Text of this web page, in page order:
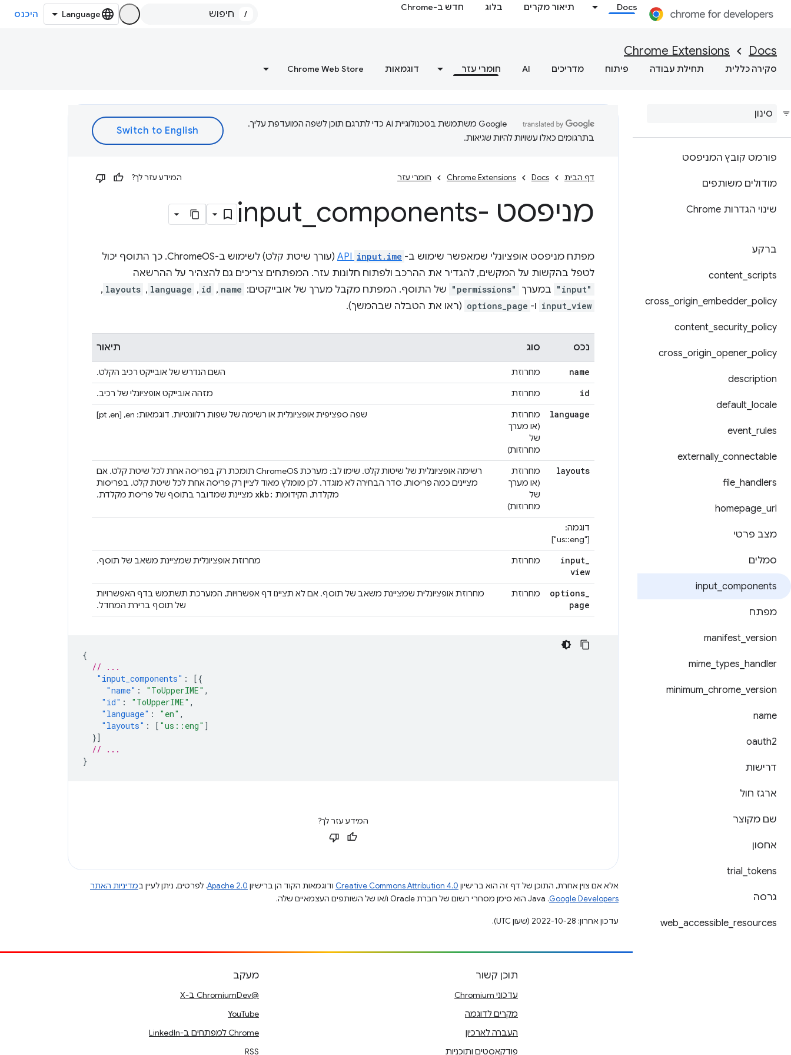
Docs תיאור מקרים בלוג חדש ב-Chrome
/ היכנס
Docs
Chrome Extensions
סקירה כללית תחילת עבודה פיתוח מדריכים AI חומרי עזר דוגמאות Chrome Web Store
פורמט קובץ המניפסט
מודולים משותפים
שינוי הגדרות Chrome
ברקע
content scripts
cross origin embedder_ policy
content security_ policy
cross origin opener_ policy
description
default locale
event rules
externally_ connectable
file handlers
homepage url
מצב פרטי
סמלים
input components
מפתח
manifest version
mime types handler
minimum chrome version
name
oauth2
דרישות
ארגז חול
שם מקוצר
אחסון
trial tokens
גרסה
web accessible resources
‫Google משתמשת בטכנולוגיית AI כדי לתרגם תוכן לשפה המועדפת עליך.
בתרגומים כאלו עשויות להיות שגיאות.
דף הבית Docs
Chrome Extensions חומרי עזר המידע עזר לך?
מניפסט -inputcomponents
מפתח מניפסט אופציונלי שמאפשר שימוש ב- input.ime
(עורך שיטת קלט) לשימוש ב-ChromeOS. כך התוסף יכול
לטפל בהקשות על המקשים, להגדיר את ההרכב ולפתוח חלונות עזר. המפתחים צריכים גם להצהיר על ההרשאה
"input" במערך "permissions" של התוסף. המפתח מקבל מערך של אובייקטים: name
,‏
id
,‏
language
,‏
layouts
,‏
input_view ו- options_page (ראו את הטבלה שבהמשך).
נכס סוג תיאור
name מחרוזת השם הנדרש של אובייקט רכיב הקלט.
id מחרוזת מזהה אובייקט אופציונלי של רכיב.
language
מחרוזת
(או מערך
של
מחרוזות)
שפה ספציפית אופציונלית או רשימה של שפות רלוונטיות. דוגמאות: en,‏ [en,‏ pt]
layouts
מחרוזת
(או מערך
של
מחרוזות)
רשימה אופציונלית של שיטות קלט. שימו לב: מערכת ChromeOS תומכת רק בפריסה אחת לכל שיטת קלט. אם
מציינים כמה פריסות, סדר הבחירה לא מוגדר. לכן מומלץ מאוד לציין רק פריסה אחת לכל שיטת קלט. בפריסות
מקלדת, הקידומת xkb: מציינת שמדובר בתוסף של פריסת מקלדת.
דוגמה:
[‎"us::eng"‎]
input_
view
מחרוזת מחרוזת אופציונלית שמציינת משאב של תוסף.
options_
page
מחרוזת
מחרוזת אופציונלית שמציינת משאב של תוסף. אם לא תציינו דף אפשרויות, המערכת תשתמש בדף האפשרויות
של תוסף ברירת המחדל.
{
// ...
"input_components" :
[{
"name" : "ToUpperIME" ,
"id" : "ToUpperIME" ,
"language" : "en" ,
"layouts" : [ "us::eng" ]
}]
// ...
}
המידע עזר לך?
אלא אם צוין אחרת, התוכן של דף זה הוא ברישיון Creative Commons Attribution 4.0 ודוגמאות הקוד הן ברישיון Apache 2.0. לפרטים, ניתן לעיין במדיניות האתר
Google Developers‏.‏ Java הוא סימן מסחרי רשום של חברת Oracle ו/או של השותפים העצמאיים שלה.
עדכון אחרון: 2022-10-28 (שעון UTC).
תוכן קשור
עדכוני Chromium
מקרים לדוגמה
העברה לארכיון
פודקאסטים ותוכניות
מעקב
@ChromiumDev ב-X
YouTube
Chrome למפתחים ב-LinkedIn
RSS